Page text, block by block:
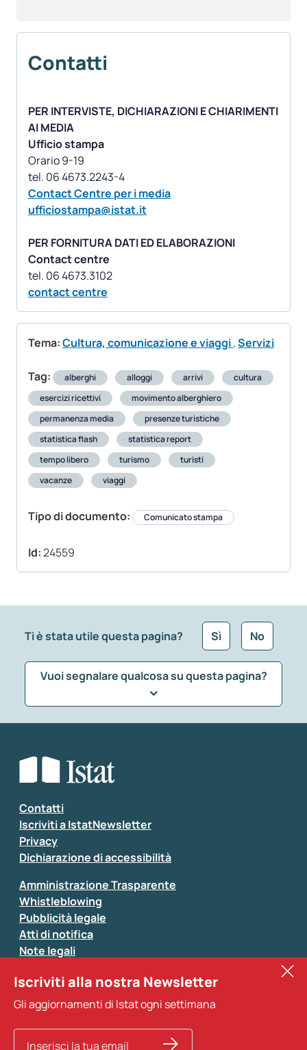
Contatti
PER INTERVISTE, DICHIARAZIONI E CHIARIMENTI
AI MEDIA
Ufficio stampa
Orario 9-19
Contact Centre per i media
ufficiostampa@istat.it
PER FORNITURA DATI ED ELABORAZIONI
Contact centre
contact centre
Tema:Cultura, comunicazione e viaggi,Servizi
Tag: alberghi alloggi arrivi
cultura
esercizi ricettivi
movimento alberghiero
permanenza media
presenze turistiche
statistica flash
statistica report
tempo libero
turismo
turisti
vacanze
viaggi
Tipo di documento: Comunicato stampa
Id:24559
Ti è stata utile questa pagina? Sì No
Vuoi segnalare qualcosa su questa pagina?
Seleziona la tipologia della segnalazione
Inserisci il tuo commento
Si prega di non fornire dati di natura personale (ad
esempio dati di contatto). Per ogni altra comunicazione
e per richiedere dati, pubblicazioni, file di microdati,
Contatti
Iscriviti a IstatNewsletter
Privacy
Dichiarazione di accessibilità
Amministrazione Trasparente
Whistleblowing
Pubblicità legale
Atti di notifica
Note legali
Sistan
Altri servizi
Iscriviti alla nostra Newsletter
Gli aggiornamenti di Istat ogni settimana